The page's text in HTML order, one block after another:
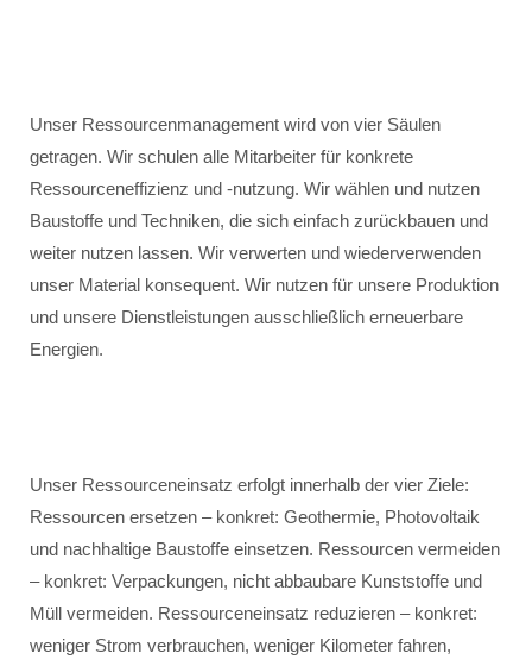
Unser Ressourcenmanagement wird von vier Säulen
getragen. Wir schulen alle Mitarbeiter für konkrete
Ressourceneffizienz und -nutzung. Wir wählen und nutzen
Baustoffe und Techniken, die sich einfach zurückbauen und
weiter nutzen lassen. Wir verwerten und wiederverwenden
unser Material konsequent. Wir nutzen für unsere Produktion
und unsere Dienstleistungen ausschließlich erneuerbare
Energien.
Unser Ressourceneinsatz erfolgt innerhalb der vier Ziele:
Ressourcen ersetzen – konkret: Geothermie, Photovoltaik
und nachhaltige Baustoffe einsetzen. Ressourcen vermeiden
– konkret: Verpackungen, nicht abbaubare Kunststoffe und
Müll vermeiden. Ressourceneinsatz reduzieren – konkret:
weniger Strom verbrauchen, weniger Kilometer fahren,